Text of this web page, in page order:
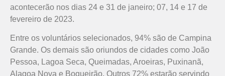
acontecerão nos dias 24 e 31 de janeiro; 07, 14 e 17 de
fevereiro de 2023.
Entre os voluntários selecionados, 94% são de Campina
Grande. Os demais são oriundos de cidades como João
Pessoa, Lagoa Seca, Queimadas, Aroeiras, Puxinanã,
Alagoa Nova e Boqueirão. Outros 72% estarão servindo